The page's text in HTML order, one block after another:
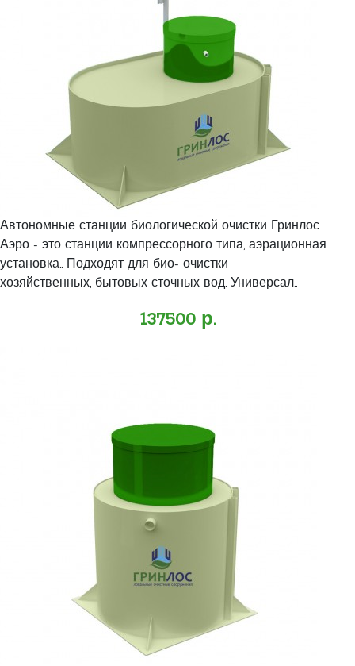
Автономные станции биологической очистки Гринлос
Аэро - это станции компрессорного типа, аэрационная
установка.. Подходят для био- очистки
хозяйственных, бытовых сточных вод. Универсал..
137500 р.